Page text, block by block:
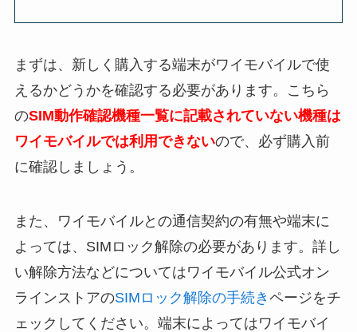
まずは、新しく購入する端末がワイモバイルで使
えるかどうかを確認する必要があります。こちら
のSIM動作確認機種一覧に記載されていない機種は
ワイモバイルでは利用できないので、必ず購入前
に確認しましょう。
また、ワイモバイルとの通信契約の有無や端末に
よっては、SIMロック解除の必要があります。詳し
い解除方法などについてはワイモバイル公式オン
ラインストアのSIMロック解除の手続き ページをチ
ェックしてください。端末によってはワイモバイ